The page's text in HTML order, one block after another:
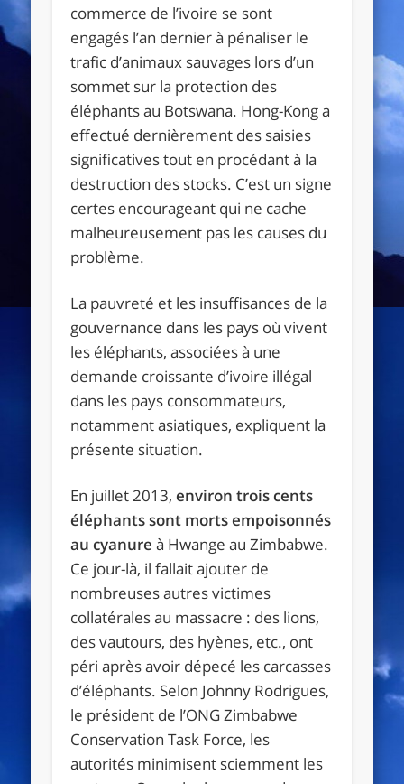
commerce de l’ivoire se sont
engagés l’an dernier à pénaliser le
trafic d’animaux sauvages lors d’un
sommet sur la protection des
éléphants au Botswana. Hong-Kong a
effectué dernièrement des saisies
significatives tout en procédant à la
destruction des stocks. C’est un signe
certes encourageant qui ne cache
malheureusement pas les causes du
problème.
La pauvreté et les insuffisances de la
gouvernance dans les pays où vivent
les éléphants, associées à une
demande croissante d’ivoire illégal
dans les pays consommateurs,
notamment asiatiques, expliquent la
présente situation.
En juillet 2013,environ trois cents
éléphants sont morts empoisonnés
au cyanure à Hwange au Zimbabwe.
Ce jour-là, il fallait ajouter de
nombreuses autres victimes
collatérales au massacre : des lions,
des vautours, des hyènes, etc., ont
péri après avoir dépecé les carcasses
d’éléphants. Selon Johnny Rodrigues,
le président de l’ONG Zimbabwe
Conservation Task Force, les
autorités minimisent sciemment les